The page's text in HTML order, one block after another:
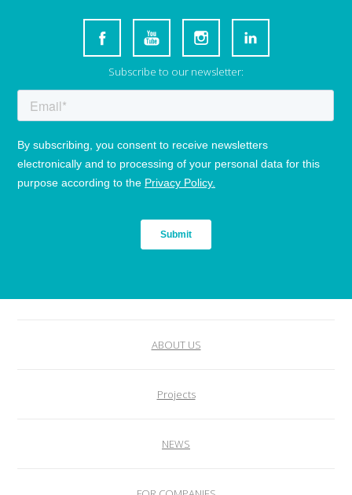
Subscribe to our newsletter:
ABOUT US
Projects
NEWS